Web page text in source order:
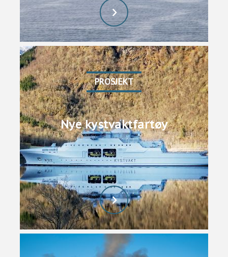
PROSJEKT
Nye kystvaktfartøy